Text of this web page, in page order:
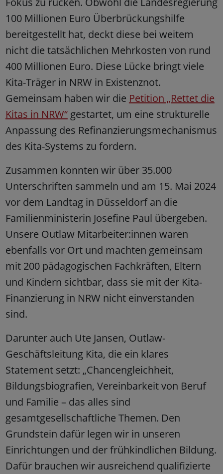
100 Millionen Euro Überbrückungshilfe
bereitgestellt hat, deckt diese bei weitem
nicht die tatsächlichen Mehrkosten von rund
400 Millionen Euro. Diese Lücke bringt viele
Kita-Träger in NRW in Existenznot.
Gemeinsam haben wir die Petition „Rettet die
Kitas in NRW“gestartet, um eine strukturelle
Anpassung des Refinanzierungsmechanismus
des Kita-Systems zu fordern.
Zusammen konnten wir über 35.000
Unterschriften sammeln und am 15. Mai 2024
vor dem Landtag in Düsseldorf an die
Familienministerin Josefine Paul übergeben.
Unsere Outlaw Mitarbeiter:innen waren
ebenfalls vor Ort und machten gemeinsam
mit 200 pädagogischen Fachkräften, Eltern
und Kindern sichtbar, dass sie mit der Kita-
Finanzierung in NRW nicht einverstanden
sind.
Darunter auch Ute Jansen, Outlaw-
Geschäftsleitung Kita, die ein klares
Statement setzt: „Chancengleichheit,
Bildungsbiografien, Vereinbarkeit von Beruf
und Familie – das alles sind
gesamtgesellschaftliche Themen. Den
Grundstein dafür legen wir in unseren
Einrichtungen und der frühkindlichen Bildung.
Dafür brauchen wir ausreichend qualifizierte